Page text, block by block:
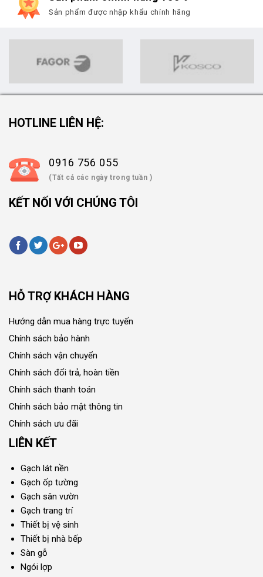
Sản phẩm được nhập khẩu chính hãng
HOTLINE LIÊN HỆ:
0916 756 055
(Tất cả các ngày trong tuần )
KẾT NỐI VỚI CHÚNG TÔI
HỖ TRỢ KHÁCH HÀNG
Hướng dẫn mua hàng trực tuyến
Chính sách bảo hành
Chính sách vận chuyển
Chính sách đổi trả, hoàn tiền
Chính sách thanh toán
Chính sách bảo mật thông tin
Chính sách ưu đãi
LIÊN KẾT
Gạch lát nền
Gạch ốp tường
Gạch sân vườn
Gạch trang trí
Thiết bị vệ sinh
Thiết bị nhà bếp
Sàn gỗ
Ngói lợp